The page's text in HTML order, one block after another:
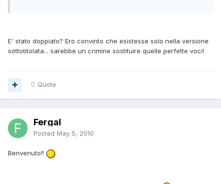
E' stato doppiato? Ero convinto che esistesse solo nella versione
sottotitolata... sarebbe un crimine sostituire quelle perfette voci!
Quote
Fergal
Posted May 5, 2010
Benvenuto!!